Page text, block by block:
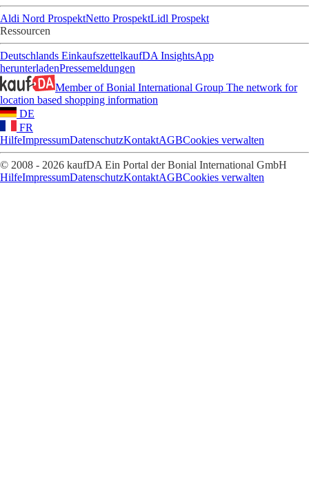
Aldi Nord ProspektNetto ProspektLidl Prospekt
Ressourcen
Deutschlands EinkaufszettelkaufDA InsightsApp
herunterladenPressemeldungen
Member of Bonial International Group The network for
location based shopping information
DE
FR
HilfeImpressumDatenschutzKontaktAGBCookies verwalten
© 2008 - 2026 kaufDA Ein Portal der Bonial International GmbH
HilfeImpressumDatenschutzKontaktAGBCookies verwalten